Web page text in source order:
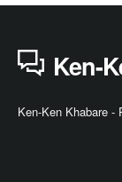
Ken-
Ken-Ken Khabare -